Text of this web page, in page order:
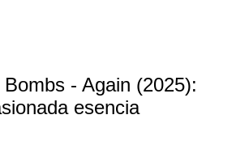
- Again (2025):
esencia